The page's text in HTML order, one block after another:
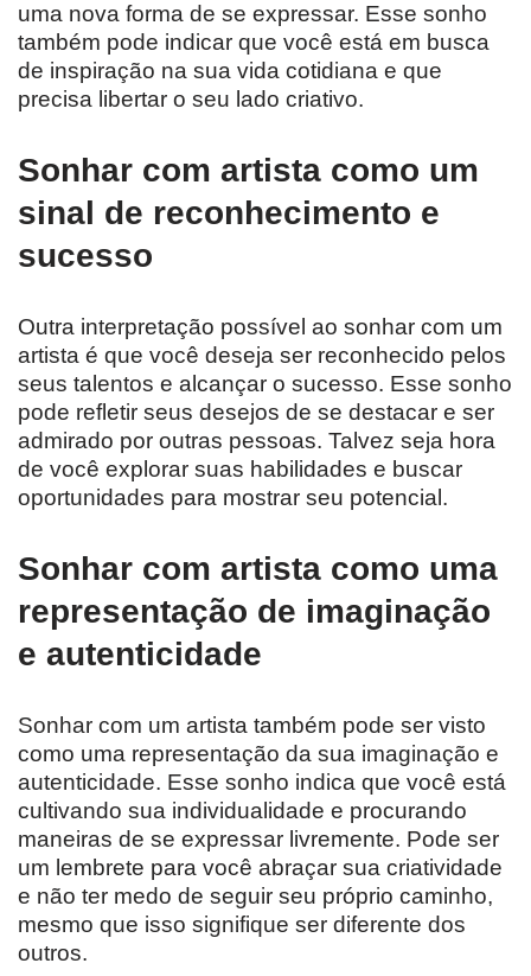
uma nova forma de se expressar. Esse sonho
também pode indicar que você está em busca
de inspiração na sua vida cotidiana e que
precisa libertar o seu lado criativo.
Sonhar com artista como um
sinal de reconhecimento e
sucesso
Outra interpretação possível ao sonhar com um
artista é que você deseja ser reconhecido pelos
seus talentos e alcançar o sucesso. Esse sonho
pode refletir seus desejos de se destacar e ser
admirado por outras pessoas. Talvez seja hora
de você explorar suas habilidades e buscar
oportunidades para mostrar seu potencial.
Sonhar com artista como uma
representação de imaginação
e autenticidade
Sonhar com um artista também pode ser visto
como uma representação da sua imaginação e
autenticidade. Esse sonho indica que você está
cultivando sua individualidade e procurando
maneiras de se expressar livremente. Pode ser
um lembrete para você abraçar sua criatividade
e não ter medo de seguir seu próprio caminho,
mesmo que isso signifique ser diferente dos
outros.